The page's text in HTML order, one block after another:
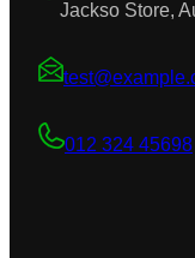
Jackso Store,
012 324 45698